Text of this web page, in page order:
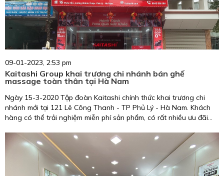
09-01-2023, 2:53 pm
Kaitashi Group khai trương chi nhánh bán ghế
massage toàn thân tại Hà Nam
Ngày 15-3-2020 Tập đoàn Kaitashi chính thức khai trương chi
nhánh mới tại 121 Lê Công Thanh - TP Phủ Lý - Hà Nam. Khách
hàng có thể trải nghiệm miễn phí sản phẩm, có rất nhiều ưu đãi